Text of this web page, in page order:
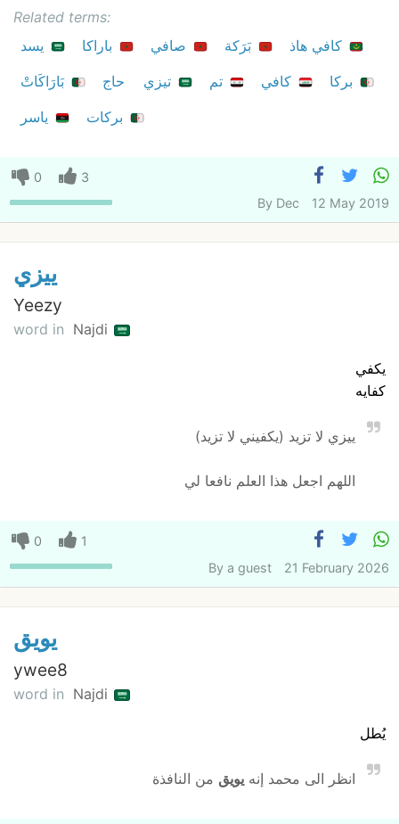
Related terms:
يسد
باراكا صافي بَرَكة
كافي هاذ
بَارَاكَاتْ
حاج تيزي تم كافي
بركا
ياسر
بركات
0
3
By Dec 12 May 2019
ييزي
Yeezy
word in Najdi
يكفي
كفايه
ييزي لا تزيد (يكفيني لا تزيد)
اللهم اجعل هذا العلم نافعا لي
0
1
By a guest 21 February 2026
يويق
ywee8
word in Najdi
يُطل
انظر الى محمد إنه يويق من النافذة